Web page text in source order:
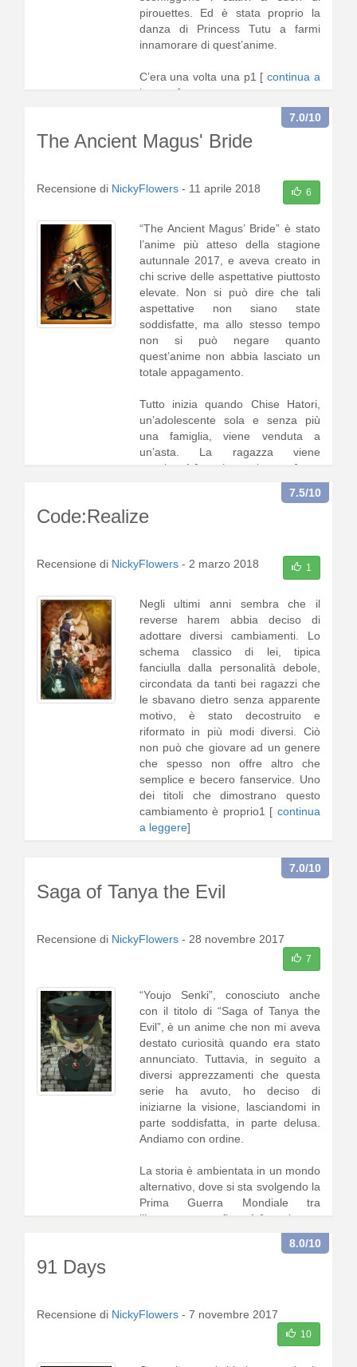
pirouettes. Ed è stata proprio la
danza di Princess Tutu a farmi
innamorare di quest’anime.
C’era una volta una p1 [continua a
leggere]
The Ancient Magus' Bride
7.0/10
Recensione di NickyFlowers - 11 aprile 2018 6
“The Ancient Magus’ Bride” è stato
l’anime più atteso della stagione
autunnale 2017, e aveva creato in
chi scrive delle aspettative piuttosto
elevate. Non si può dire che tali
aspettative non siano state
soddisfatte, ma allo stesso tempo
non si può negare quanto
quest’anime non abbia lasciato un
totale appagamento.
Tutto inizia quando Chise Hatori,
un’adolescente sola e senza più
una famiglia, viene venduta a
un’asta. La ragazza viene
acquistat1 [continua a leggere]
Code:Realize
7.5/10
Recensione di NickyFlowers - 2 marzo 2018 1
Negli ultimi anni sembra che il
reverse harem abbia deciso di
adottare diversi cambiamenti. Lo
schema classico di lei, tipica
fanciulla dalla personalità debole,
circondata da tanti bei ragazzi che
le sbavano dietro senza apparente
motivo, è stato decostruito e
riformato in più modi diversi. Ciò
non può che giovare ad un genere
che spesso non offre altro che
semplice e becero fanservice. Uno
dei titoli che dimostrano questo
cambiamento è proprio1 [ continua
a leggere]
Saga of Tanya the Evil
7.0/10
Recensione di NickyFlowers - 28 novembre 2017
7
“Youjo Senki”, conosciuto anche
con il titolo di “Saga of Tanya the
Evil”, è un anime che non mi aveva
destato curiosità quando era stato
annunciato. Tuttavia, in seguito a
diversi apprezzamenti che questa
serie ha avuto, ho deciso di
iniziarne la visione, lasciandomi in
parte soddisfatta, in parte delusa.
Andiamo con ordine.
La storia è ambientata in un mondo
alternativo, dove si sta svolgendo la
Prima Guerra Mondiale tra
l’Impero, geograficam1 [continua a
91 Days
8.0/10
Recensione di NickyFlowers - 7 novembre 2017
10